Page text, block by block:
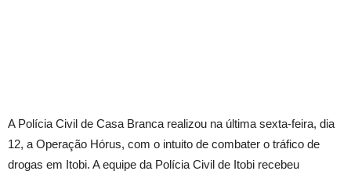
A Polícia Civil de Casa Branca realizou na última sexta-feira, dia
12, a Operação Hórus, com o intuito de combater o tráfico de
drogas em Itobi. A equipe da Polícia Civil de Itobi recebeu